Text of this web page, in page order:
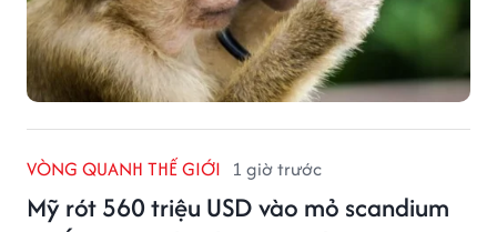
VÒNG QUANH THẾ GIỚI 1 giờ trước
Mỹ rót 560 triệu USD vào mỏ scandium